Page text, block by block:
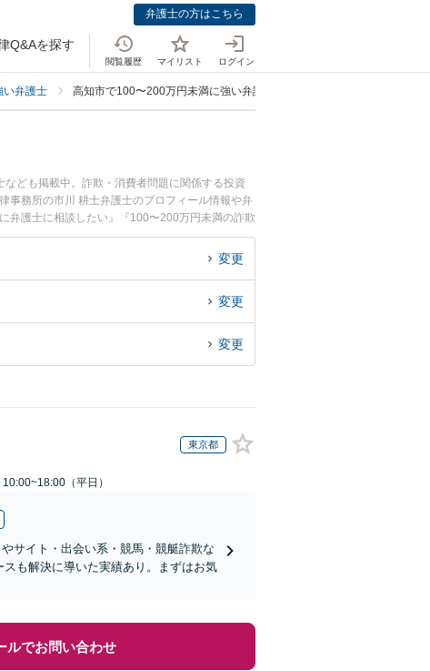
弁護士の方はこちら
Q&Aを探す
閲覧履歴 マイリスト ログイン
い弁護士 高知市で100〜200万円未満に強い弁護士
ども掲載中。詐欺・消費者問題に関係する投資
事務所の市川 耕士弁護士のプロフィール情報や弁
弁護士に相談したい』『100〜200万円未満の詐欺
高知市内の弁護士に相談予約したい』などでお困
変更
変更
変更
東京都
（平日）
サイト・出会い系・競馬・競艇詐欺な
も解決に導いた実績あり。まずはお気
ルでお問い合わせ